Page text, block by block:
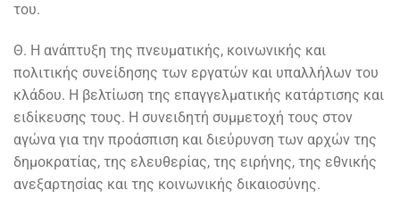
του.
Θ. Η ανάπτυξη της πνευματικής, κοινωνικής και
πολιτικής συνείδησης των εργατών και υπαλλήλων του
κλάδου. Η βελτίωση της επαγγελματικής κατάρτισης και
ειδίκευσης τους. Η συνειδητή συμμετοχή τους στον
αγώνα για την προάσπιση και διεύρυνση των αρχών της
δημοκρατίας, της ελευθερίας, της ειρήνης, της εθνικής
ανεξαρτησίας και της κοινωνικής δικαιοσύνης.